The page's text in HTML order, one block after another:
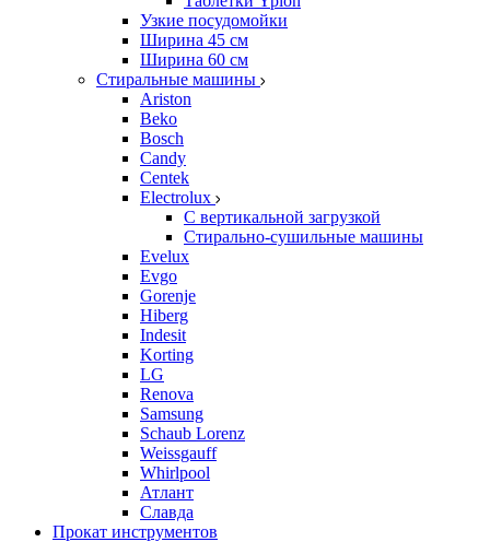
Узкие посудомойки
Ширина 45 см
Ширина 60 см
Стиральные машины
Ariston
Beko
Bosch
Candy
Centek
Electrolux
С вертикальной загрузкой
Стирально-сушильные машины
Evelux
Evgo
Gorenje
Hiberg
Indesit
Korting
LG
Renova
Samsung
Schaub Lorenz
Weissgauff
Whirlpool
Атлант
Славда
Прокат инструментов